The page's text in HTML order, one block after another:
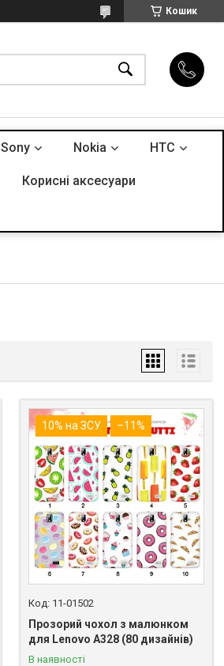
Кошик
Sony Nokia HTC
Корисні аксесуари
10% на ЗСУ –11%
11-01502
Прозорий чохол з малюнком
для Lenovo A328 (80 дизайнів)
В наявності